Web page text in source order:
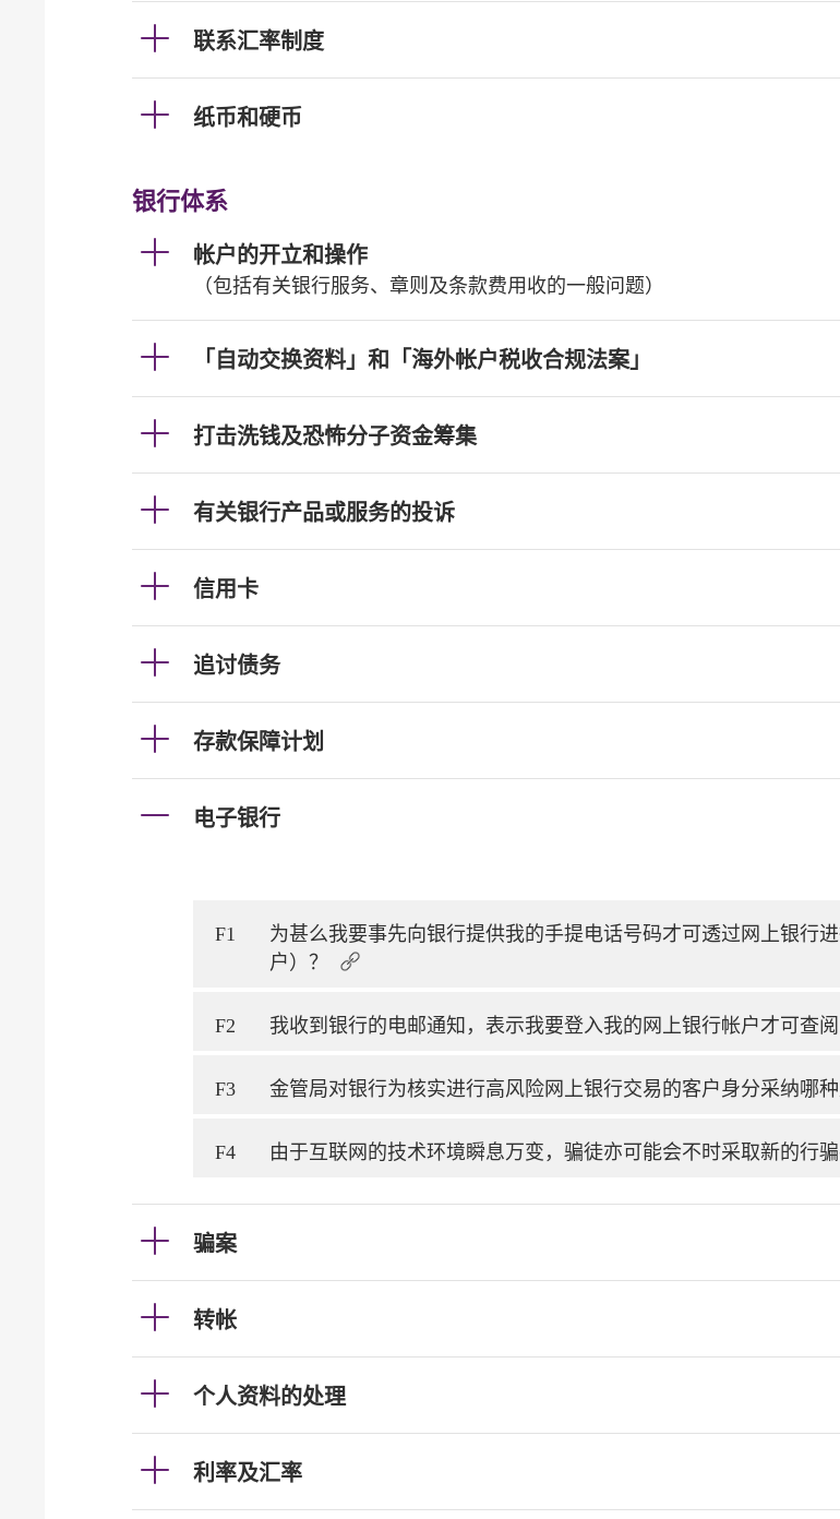
联系汇率制度
纸币和硬币
银行体系
帐户的开立和操作
（包括有关银行服务、章则及条款费用收的一般问题）
「自动交换资料」和「海外帐户税收合规法案」
打击洗钱及恐怖分子资金筹集
有关银行产品或服务的投诉
信用卡
追讨债务
存款保障计划
电子银行
F1
为甚么我要事先向银行提供我的手提电话号码才可透过网上银行
户）？
F2 我收到银行的电邮通知，表示我要登入我的网上银行帐户才可查
F3 金管局对银行为核实进行高风险网上银行交易的客户身分采纳哪
F4 由于互联网的技术环境瞬息万变，骗徒亦可能会不时采取新的行
骗案
转帐
个人资料的处理
利率及汇率